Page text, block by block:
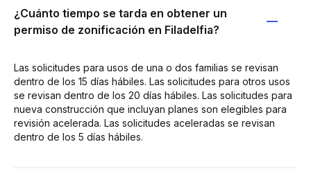
¿Cuánto tiempo se tarda en obtener un
permiso de zonificación en Filadelfia?
Las solicitudes para usos de una o dos familias se revisan
dentro de los 15 días hábiles. Las solicitudes para otros usos
se revisan dentro de los 20 días hábiles. Las solicitudes para
nueva construcción que incluyan planes son elegibles para
revisión acelerada. Las solicitudes aceleradas se revisan
dentro de los 5 días hábiles.